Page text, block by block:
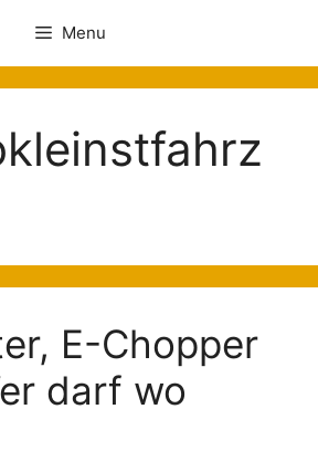
Menu
E-Chopper
darf wo